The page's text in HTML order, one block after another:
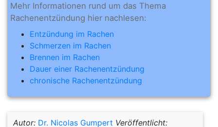
Mehr Informationen rund um das Thema
Rachenentzündung hier nachlesen:
Entzündung im Rachen
Schmerzen im Rachen
Brennen im Rachen
Dauer einer Rachenentzündung
chronische Rachenentzündung
Autor: Dr. Nicolas Gumpert Veröffentlicht: